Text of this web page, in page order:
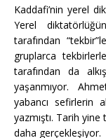
Kaddafi’nin yerel
Yerel
tarafından
gruplarca
tarafından da
yaşanmıyor.
yabancı sefirlerin
yazmıştı. Tarih
daha gerçekleşiyor.